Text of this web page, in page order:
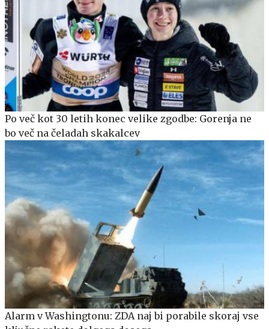
Po več kot 30 letih konec velike zgodbe: Gorenja ne
bo več na čeladah skakalcev
Alarm v Washingtonu: ZDA naj bi porabile skoraj vse